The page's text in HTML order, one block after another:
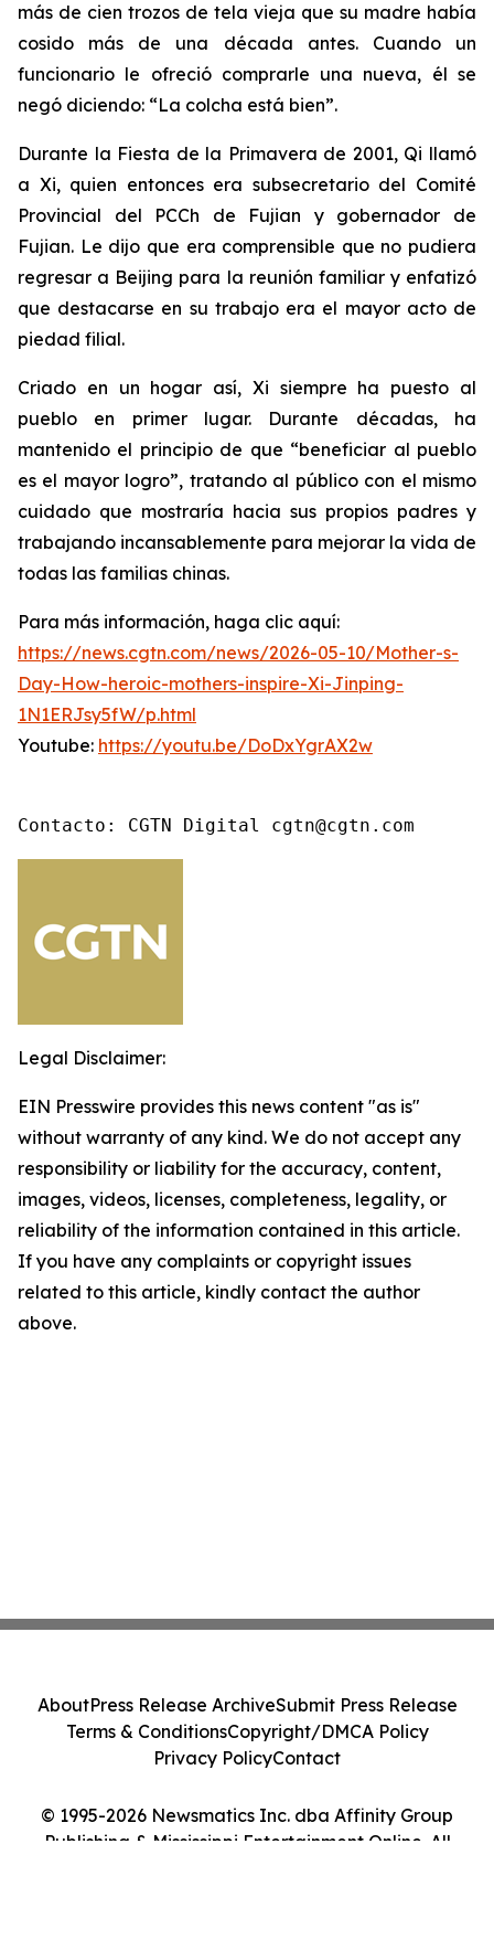
más de cien trozos de tela vieja que su madre había
cosido más de una década antes. Cuando un
funcionario le ofreció comprarle una nueva, él se
negó diciendo: “La colcha está bien”.
Durante la Fiesta de la Primavera de 2001, Qi llamó
a Xi, quien entonces era subsecretario del Comité
Provincial del PCCh de Fujian y gobernador de
Fujian. Le dijo que era comprensible que no pudiera
regresar a Beijing para la reunión familiar y enfatizó
que destacarse en su trabajo era el mayor acto de
piedad filial.
Criado en un hogar así, Xi siempre ha puesto al
pueblo en primer lugar. Durante décadas, ha
mantenido el principio de que “beneficiar al pueblo
es el mayor logro”, tratando al público con el mismo
cuidado que mostraría hacia sus propios padres y
trabajando incansablemente para mejorar la vida de
todas las familias chinas.
Para más información, haga clic aquí:
https://news.cgtn.com/news/2026-05-10/Mother-s-
Day-How-heroic-mothers-inspire-Xi-Jinping-
1N1ERJsy5fW/p.html
Youtube: https://youtu.be/DoDxYgrAX2w
Contacto: CGTN Digital cgtn@cgtn.com
Legal Disclaimer:
EIN Presswire provides this news content "as is"
without warranty of any kind. We do not accept any
responsibility or liability for the accuracy, content,
images, videos, licenses, completeness, legality, or
reliability of the information contained in this article.
If you have any complaints or copyright issues
related to this article, kindly contact the author
above.
© 1995-2026 Newsmatics Inc. dba Affinity Group
Publishing & Mississippi Entertainment Online. All
AboutPress Release ArchiveSubmit Press Release
Terms & ConditionsCopyright/DMCA Policy
Privacy PolicyContact